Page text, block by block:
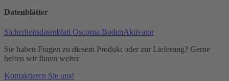
Datenblätter
Sicherheitsdatenblatt Oscorna BodenAktivator
Sie haben Fragen zu diesem Produkt oder zur Lieferung? Gerne
helfen wir Ihnen weiter
Kontaktieren Sie uns!